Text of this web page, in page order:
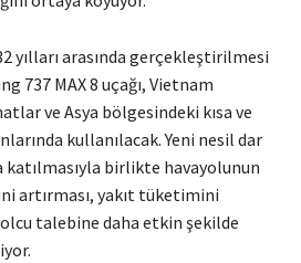
yılları arasında gerçekleştirilmesi
737 MAX 8 uçağı, Vietnam
ve Asya bölgesindeki kısa ve
kullanılacak. Yeni nesil dar
birlikte havayolunun
artırması, yakıt tüketimini
talebine daha etkin şekilde